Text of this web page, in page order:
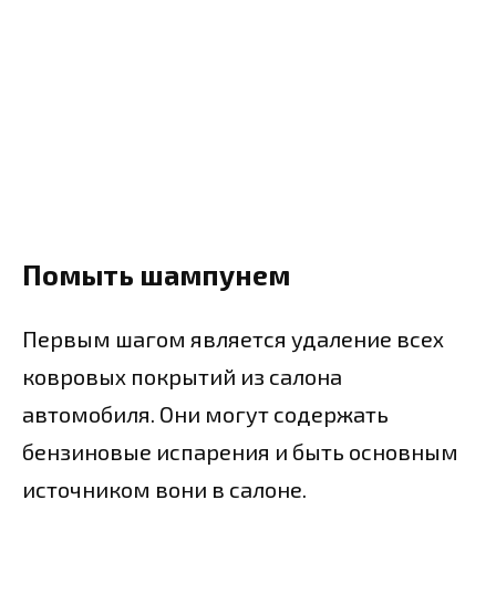
Помыть шампунем
Первым шагом является удаление всех
ковровых покрытий из салона
автомобиля. Они могут содержать
бензиновые испарения и быть основным
источником вони в салоне.